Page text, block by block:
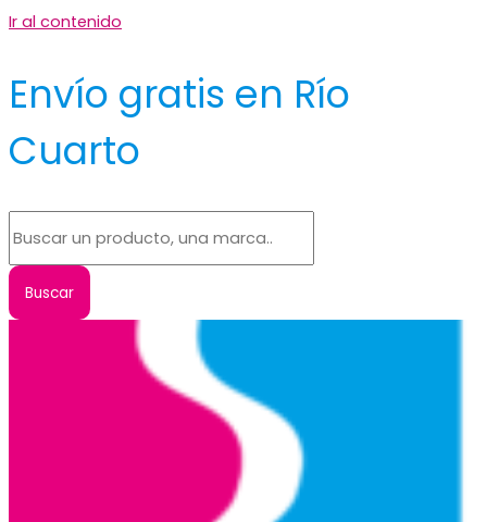
Ir al contenido
Envío gratis en Río
Cuarto